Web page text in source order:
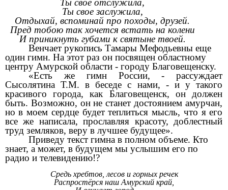
Ты свое отслужила,
Ты свое заслужила,
Отдыхай, вспоминай про походы, друзей.
Пред тобою так хочется встать на колени
И приникнуть губами к святыне твоей.
Венчает рукопись Тамары Мефодьевны еще
один гимн. На этот раз он посвящен областному
центру Амурской области - городу Благовещенску.
«Есть же гимн России, - рассуждает
Сысолятина Т.М. в беседе с нами, - и у такого
красивого города, как Благовещенск, он должен
быть. Возможно, он не станет достоянием амурчан,
но в моем сердце будет теплиться мысль, что я его
все же написала, прославляя красоту, доблестный
труд земляков, веру в лучшее будущее».
Приведу текст гимна в полном объеме. Кто
знает, а может, в будущем мы услышим его по
радио и телевидению!?
Средь хребтов, лесов и горных речек
Распростёрся наш Амурский край,